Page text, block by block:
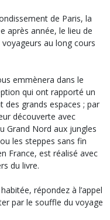
de Paris, la
après année, le lieu de
au long cours
emmènera dans le
qui ont rapporté un
des grands espaces ; par
découverte avec
Grand Nord aux jungles
les steppes sans fin
France, est réalisé avec
du livre.
répondez à l’appel
par le souffle du voyage